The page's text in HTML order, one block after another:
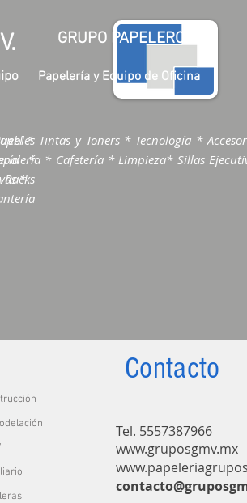
*
GRUPO PAPELERO
Papelería y Equipo de Oficina
* Tintas y Toners * Tecnología *
* Cafetería * Limpieza* Sillas
*
Contacto
Tel. 5557387966
www.gruposgmv.mx